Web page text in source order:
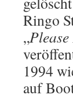
Ringo
„
1994
auf